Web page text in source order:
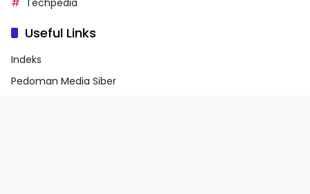
Useful Links
Indeks
Pedoman Media Siber